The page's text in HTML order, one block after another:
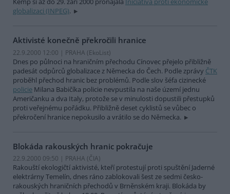
globalizaci (INPEG).
Aktivisté konečně překročili hranice
22.9.2000 12:00 | PRAHA (EkoList)
Dnes po půlnoci na hraničním přechodu Cínovec přejelo přibližně
padesát odpůrců globalizace z Německa do Čech. Podle zprávy ČTK
proběhl přechod hranic bez problémů. Podle slov šéfa cizinecké
policie Milana Babičíka policie nevpustila na naše území jednu
Američanku a dva Italy, protože se v minulosti dopustili přestupků
proti veřejnému pořádku. Přibližně deset cyklistů se vůbec o
překročení hranice nepokusilo a vrátilo se do Německa.
Blokáda rakouských hranic pokračuje
22.9.2000 09:50 | PRAHA (ČIA)
Rakouští ekologičtí aktivisté, kteří protestují proti spuštění Jaderné
elektrárny Temelín, dnes ráno zablokovali šest ze sedmi česko-
rakouských hraničních přechodů v Brněnském kraji. Blokáda by